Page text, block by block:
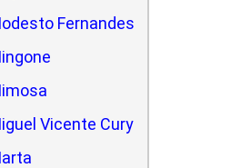
Fernandes
Vicente Cury